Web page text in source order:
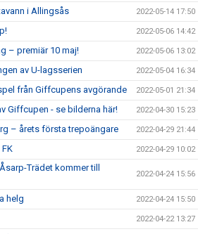
i Allingsås 2022-05-14 17:50
2022-05-06 14:42
– premiär 10 maj! 2022-05-06 13:02
av U-lagsserien 2022-05-04 16:34
från Giffcupens avgörande 2022-05-01 21:34
Giffcupen - se bilderna här! 2022-04-30 15:23
– årets första trepoängare 2022-04-29 21:44
2022-04-29 10:02
Trädet kommer till
2022-04-24 15:56
helg 2022-04-24 15:50
2022-04-22 13:27